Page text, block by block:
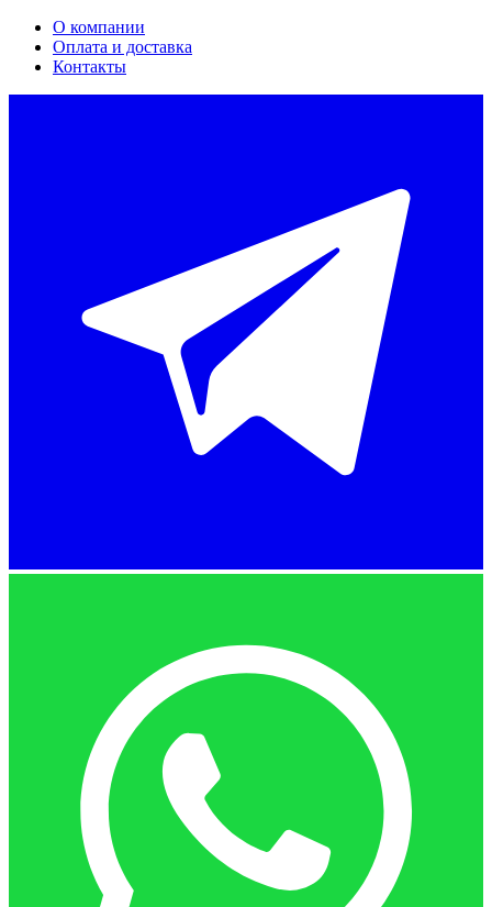
О компании
Оплата и доставка
Контакты